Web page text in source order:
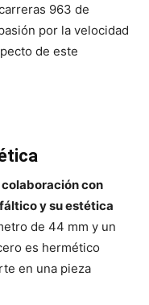
963 de
por la velocidad
de este
colaboración con
y su estética
de 44 mm y un
es hermético
en una pieza